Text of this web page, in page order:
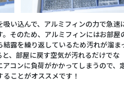
い込んで、アルミフィンの力で急速
そのため、アルミフィンにはお部屋
露を繰り返しているため汚れが溜ま
、部屋に戻す空気が汚れるだけでな
コンに負荷がかかってしまうので、
ことがオススメです！